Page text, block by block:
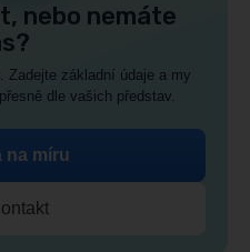
nebo nemáte
Zadejte základní údaje a my
dle vašich představ.
na míru